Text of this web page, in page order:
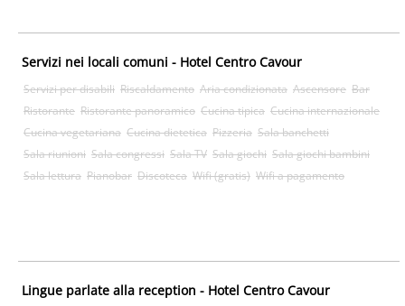
Servizi nei locali comuni - Hotel Centro Cavour
Servizi per disabili Riscaldamento Aria condizionata Ascensore Bar
Ristorante Ristorante panoramico Cucina tipica Cucina internazionale
Cucina vegetariana Cucina dietetica Pizzeria Sala banchetti
Sala riunioni Sala congressi Sala TV Sala giochi Sala giochi bambini
Sala lettura Pianobar Discoteca Wifi (gratis) Wifi a pagamento
Lingue parlate alla reception - Hotel Centro Cavour